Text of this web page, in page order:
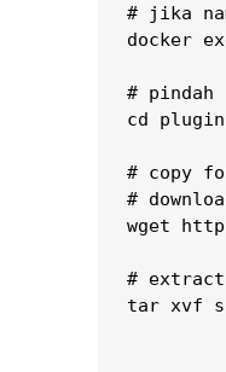
# jika
docker
#
cd
# copy
#
wget
# extract
tar xvf